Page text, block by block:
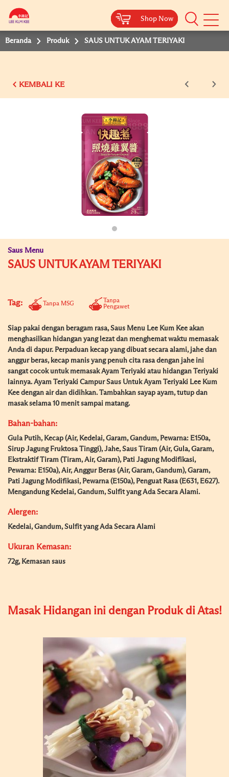
Shop Now
Shop Now
Shop Now
Beranda Produk SAUS UNTUK AYAM TERIYAKI
KEMBALI KE
Saus Menu
SAUS UNTUK AYAM TERIYAKI
Tag: Tanpa MSG
Tanpa
Pengawet
Siap pakai dengan beragam rasa, Saus Menu Lee Kum Kee akan
menghasilkan hidangan yang lezat dan menghemat waktu memasak
Anda di dapur. Perpaduan kecap yang dibuat secara alami, jahe dan
anggur beras, kecap manis yang penuh cita rasa dengan jahe ini
sangat cocok untuk memasak Ayam Teriyaki atau hidangan Teriyaki
lainnya. Ayam Teriyaki Campur Saus Untuk Ayam Teriyaki Lee Kum
Kee dengan air dan didihkan. Tambahkan sayap ayam, tutup dan
masak selama 10 menit sampai matang.
Bahan-bahan:
Gula Putih, Kecap (Air, Kedelai, Garam, Gandum, Pewarna: E150a,
Sirup Jagung Fruktosa Tinggi), Jahe, Saus Tiram (Air, Gula, Garam,
Ekstraktif Tiram (Tiram, Air, Garam), Pati Jagung Modifikasi,
Pewarna: E150a), Air, Anggur Beras (Air, Garam, Gandum), Garam,
Pati Jagung Modifikasi, Pewarna (E150a), Penguat Rasa (E631, E627).
Mengandung Kedelai, Gandum, Sulfit yang Ada Secara Alami.
Alergen:
Kedelai, Gandum, Sulfit yang Ada Secara Alami
Ukuran Kemasan:
72g, Kemasan saus
Masak Hidangan ini dengan Produk di Atas!